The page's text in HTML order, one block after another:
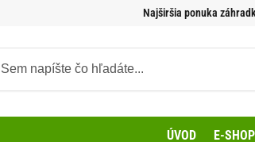
Najširšia ponuka
ÚVOD E-SHOP